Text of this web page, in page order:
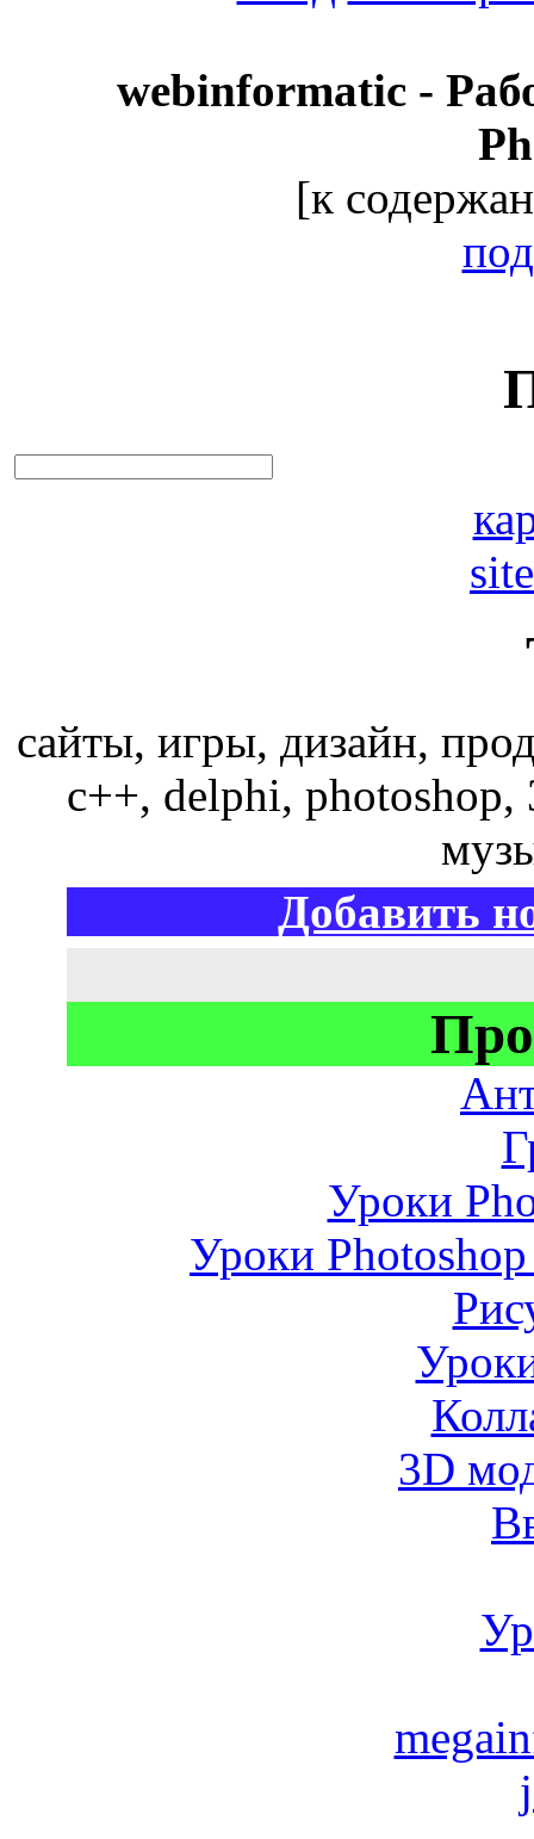
webinformatic -
[к
сайты, игры, дизайн,
c++, delphi, photoshop,
Добавить
Уроки
Уроки
3D